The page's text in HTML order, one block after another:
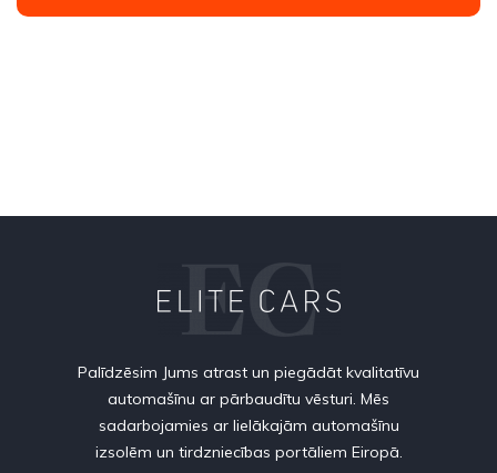
Palīdzēsim Jums atrast un piegādāt kvalitatīvu
automašīnu ar pārbaudītu vēsturi. Mēs
sadarbojamies ar lielākajām automašīnu
izsolēm un tirdzniecības portāliem Eiropā.